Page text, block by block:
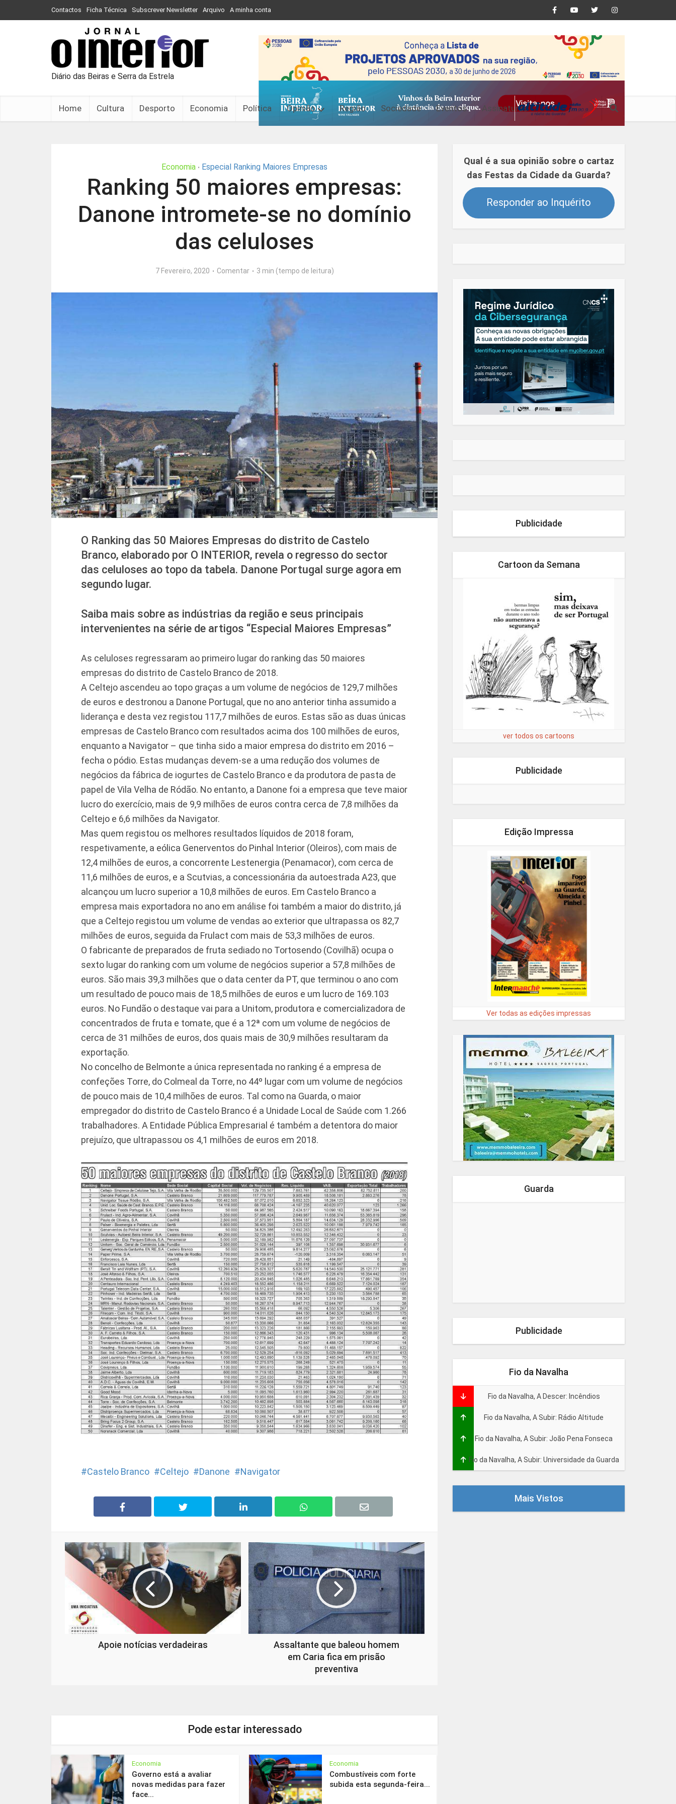
Contactos Ficha Técnica Subscrever Newsletter Arquivo A minha conta
Diário das Beiras e Serra da Estrela
Home Cultura Desporto Economia Política Opinião Região Sociedade Eventos Assinaturas
Economia • Especial Ranking Maiores Empresas
Ranking 50 maiores empresas:
Danone intromete-se no domínio
das celuloses
7 Fevereiro, 2020 Comentar 3 min (tempo de leitura)
O Ranking das 50 Maiores Empresas do distrito de Castelo
Branco, elaborado por O INTERIOR, revela o regresso do sector
das celuloses ao topo da tabela. Danone Portugal surge agora em
segundo lugar.
Saiba mais sobre as indústrias da região e seus principais
intervenientes na série de artigos “Especial Maiores Empresas”
As celuloses regressaram ao primeiro lugar do ranking das 50 maiores
empresas do distrito de Castelo Branco de 2018.
A Celtejo ascendeu ao topo graças a um volume de negócios de 129,7 milhões
de euros e destronou a Danone Portugal, que no ano anterior tinha assumido a
liderança e desta vez registou 117,7 milhões de euros. Estas são as duas únicas
empresas de Castelo Branco com resultados acima dos 100 milhões de euros,
enquanto a Navigator – que tinha sido a maior empresa do distrito em 2016 –
fecha o pódio. Estas mudanças devem-se a uma redução dos volumes de
negócios da fábrica de iogurtes de Castelo Branco e da produtora de pasta de
papel de Vila Velha de Ródão. No entanto, a Danone foi a empresa que teve maior
lucro do exercício, mais de 9,9 milhões de euros contra cerca de 7,8 milhões da
Celtejo e 6,6 milhões da Navigator.
Mas quem registou os melhores resultados líquidos de 2018 foram,
respetivamente, a eólica Generventos do Pinhal Interior (Oleiros), com mais de
12,4 milhões de euros, a concorrente Lestenergia (Penamacor), com cerca de
11,6 milhões de euros, e a Scutvias, a concessionária da autoestrada A23, que
alcançou um lucro superior a 10,8 milhões de euros. Em Castelo Branco a
empresa mais exportadora no ano em análise foi também a maior do distrito, já
que a Celtejo registou um volume de vendas ao exterior que ultrapassa os 82,7
milhões de euros, seguida da Frulact com mais de 53,3 milhões de euros.
O fabricante de preparados de fruta sediado no Tortosendo (Covilhã) ocupa o
sexto lugar do ranking com um volume de negócios superior a 57,8 milhões de
euros. São mais 39,3 milhões que o data center da PT, que terminou o ano com
um resultado de pouco mais de 18,5 milhões de euros e um lucro de 169.103
euros. No Fundão o destaque vai para a Unitom, produtora e comercializadora de
concentrados de fruta e tomate, que é a 12ª com um volume de negócios de
cerca de 31 milhões de euros, dos quais mais de 30,9 milhões resultaram da
exportação.
No concelho de Belmonte a única representada no ranking é a empresa de
confeções Torre, do Colmeal da Torre, no 44º lugar com um volume de negócios
de pouco mais de 10,4 milhões de euros. Tal como na Guarda, o maior
empregador do distrito de Castelo Branco é a Unidade Local de Saúde com 1.266
trabalhadores. A Entidade Pública Empresarial é também a detentora do maior
prejuízo, que ultrapassou os 4,1 milhões de euros em 2018.
Castelo Branco Celtejo Danone Navigator
Apoie notícias verdadeiras
Assaltante que baleou homem
em Caria fica em prisão
preventiva
Pode estar interessado
Economia
Governo está a avaliar
novas medidas para fazer
face...
Economia
Combustíveis com forte
subida esta segunda-feira...
Qual é a sua opinião sobre o cartaz
das Festas da Cidade da Guarda?
Responder ao Inquérito
Publicidade
Cartoon da Semana
ver todos os cartoons
Publicidade
Edição Impressa
Ver todas as edições impressas
Guarda
Publicidade
Fio da Navalha
Fio da Navalha, A Descer: Incêndios
Fio da Navalha, A Subir: Rádio Altitude
Fio da Navalha, A Subir: João Pena Fonseca
Fio da Navalha, A Subir: Universidade da Guarda
Mais Vistos